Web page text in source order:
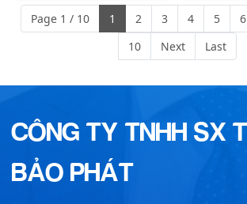
Page 1 / 10 1 2 3 4 5 6
10
Next Last
CÔNG TY TNHH SX
BẢO PHÁT